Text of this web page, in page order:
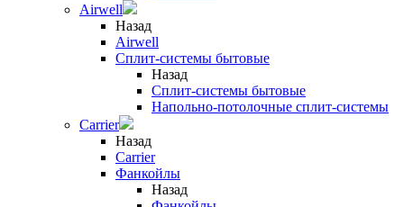
Airwell
Назад
Airwell
Сплит-системы бытовые
Назад
Сплит-системы бытовые
Напольно-потолочные сплит-системы
Carrier
Назад
Carrier
Фанкойлы
Назад